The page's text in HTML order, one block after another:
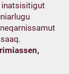
inatsisitigut